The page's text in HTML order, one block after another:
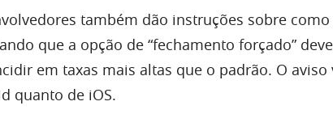
também dão instruções sobre
que a opção de “fechamento forçado”
em taxas mais altas que o padrão. O aviso
quanto de iOS.